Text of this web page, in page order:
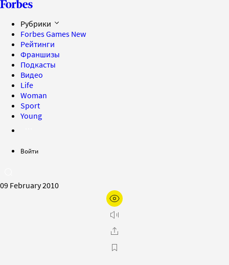
Рубрики
Forbes Games New
Рейтинги
Франшизы
Подкасты
Видео
Life
Woman
Sport
Young
Войти
09 February 2010